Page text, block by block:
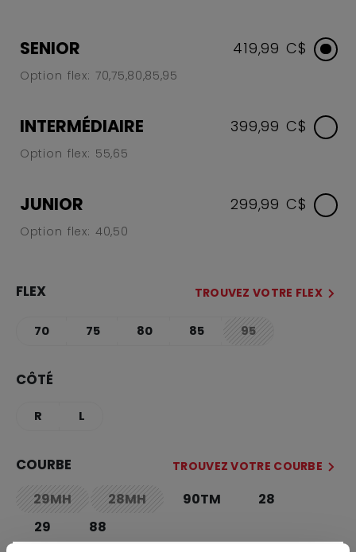
SENIOR
Option flex: 70,75,80,85,95
419,99 C$
INTERMÉDIAIRE
Option flex: 55,65
399,99 C$
JUNIOR
Option flex: 40,50
299,99 C$
FLEX TROUVEZ VOTRE FLEX
70 75 80 85 95not.available
CÔTÉ
R L
COURBE TROUVEZ VOTRE COURBE
29MH
not.available
28MH
not.available
90TM
28
29
88